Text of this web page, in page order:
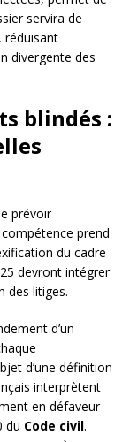
servira de
réduisant
divergente des
blindés :
prévoir
prend
du cadre
devront intégrer
des litiges.
d’un
d’une définition
interprètent
en défaveur
du Code civil.